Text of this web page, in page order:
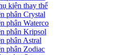
kiện thay thế
phân Crystal
phân Waterco
phân Kripsol
phân Astral
phân Zodiac